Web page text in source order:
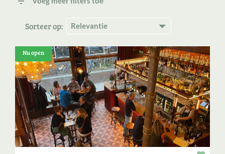
Sorteer op:
Nu open